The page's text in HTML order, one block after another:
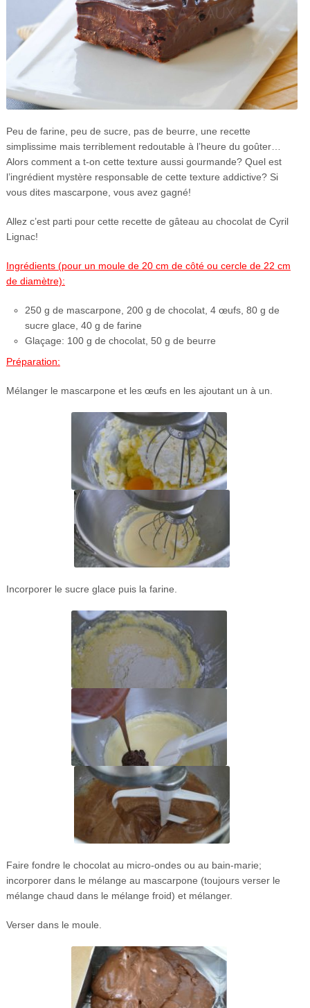
Peu de farine, peu de sucre, pas de beurre, une recette
simplissime mais terriblement redoutable à l’heure du goûter…
Alors comment a t-on cette texture aussi gourmande? Quel est
l’ingrédient mystère responsable de cette texture addictive? Si
vous dites mascarpone, vous avez gagné!
Allez c’est parti pour cette recette de gâteau au chocolat de Cyril
Lignac!
Ingrédients (pour un moule de 20 cm de côté ou cercle de 22 cm
de diamètre):
250 g de mascarpone, 200 g de chocolat, 4 œufs, 80 g de
sucre glace, 40 g de farine
Glaçage: 100 g de chocolat, 50 g de beurre
Préparation:
Mélanger le mascarpone et les œufs en les ajoutant un à un.
Incorporer le sucre glace puis la farine.
Faire fondre le chocolat au micro-ondes ou au bain-marie;
incorporer dans le mélange au mascarpone (toujours verser le
mélange chaud dans le mélange froid) et mélanger.
Verser dans le moule.